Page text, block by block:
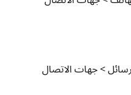
> جهات الاتصال